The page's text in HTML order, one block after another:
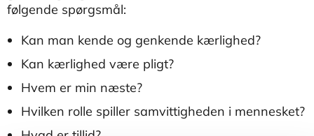
følgende spørgsmål:
Kan man kende og genkende kærlighed?
Kan kærlighed være pligt?
Hvem er min næste?
Hvilken rolle spiller samvittigheden i mennesket?